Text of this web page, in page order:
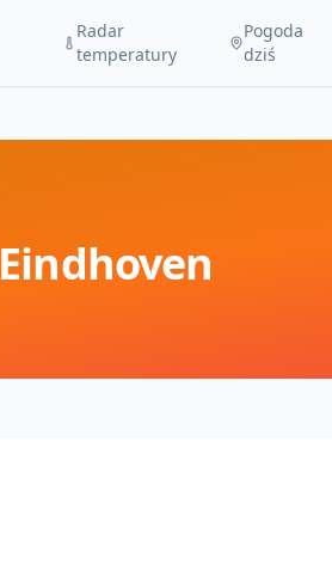
Radar
temperatury
Pogoda
dziś
Eindhoven